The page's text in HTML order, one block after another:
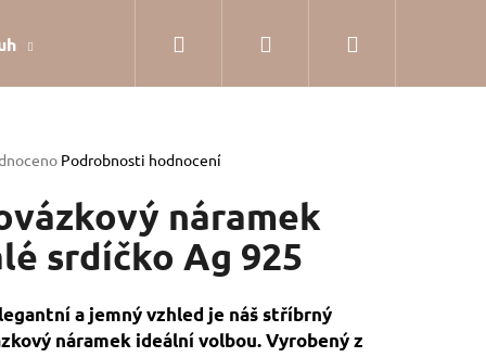
Dárkové balení Hodnocení obchodu
Přihlášení
Podrobnosti hodnocení
náramek
srdíčko Ag 925
a jemný vzhled je náš stříbrný
náramek ideální volbou. Vyrobený z